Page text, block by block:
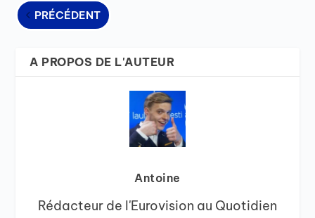
PRÉCÉDENT
A PROPOS DE L'AUTEUR
Antoine
Rédacteur de l'Eurovision au Quotidien